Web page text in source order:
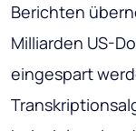
Berichten
Milliarden US-
eingespart